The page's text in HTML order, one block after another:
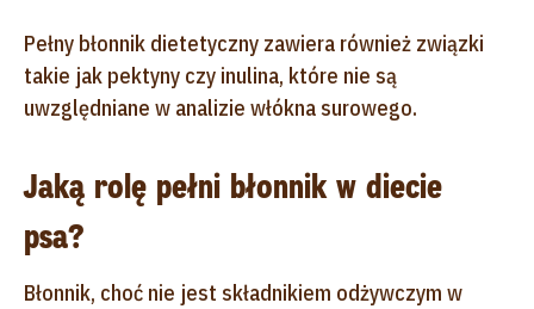
Pełny błonnik dietetyczny zawiera również związki
takie jak pektyny czy inulina, które nie są
uwzględniane w analizie włókna surowego.
Jaką rolę pełni błonnik w diecie
psa?
Błonnik, choć nie jest składnikiem odżywczym w